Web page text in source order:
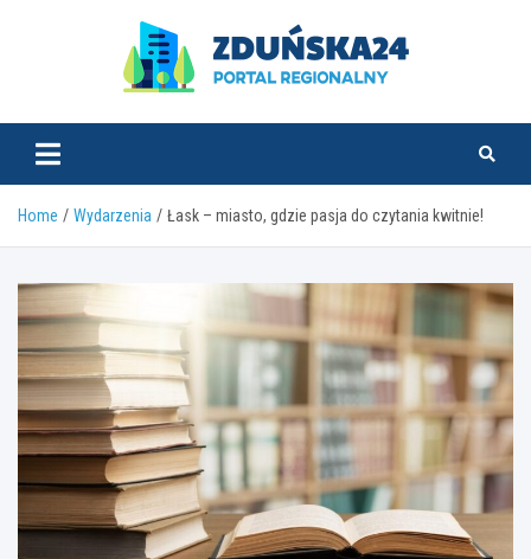
zdunska24.pl
Home Wydarzenia Łask – miasto, gdzie pasja do czytania kwitnie!